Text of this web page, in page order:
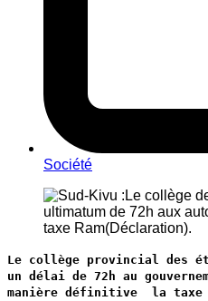
Société
Le collège provincial des
un délai de 72h au
manière définitive la taxe